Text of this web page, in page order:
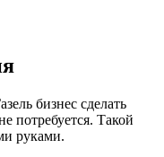
бизнес сделать
потребуется. Такой
руками.